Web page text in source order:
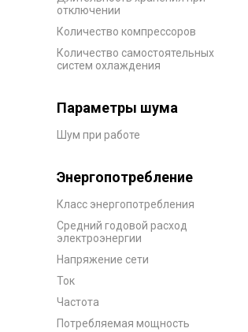
отключении
Количество компрессоров
Количество самостоятельных
систем охлаждения
Параметры шума
Шум при работе
Энергопотребление
Класс энергопотребления
Средний годовой расход
электроэнергии
Напряжение сети
Ток
Частота
Потребляемая мощность